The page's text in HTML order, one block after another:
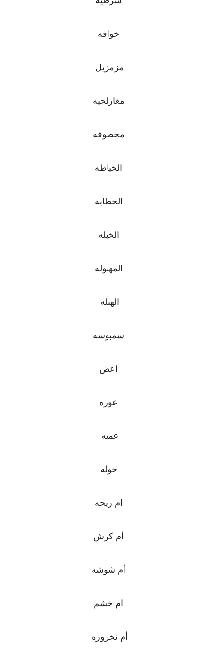
خوافه
مزمزيل
مغازلجيه
مخطوفه
الخياطه
الخطابه
الخبله
المهبوله
الهبله
سمبوسه
اعض
عوره
عميه
حوله
ام ريحه
أم كرش
أم شوشه
ام خشم
أم نخروره